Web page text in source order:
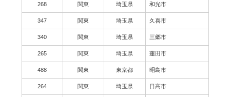
268 関東 埼玉県 和光市
347 関東 埼玉県 久喜市
340 関東 埼玉県 三郷市
265 関東 埼玉県 蓮田市
488 関東 東京都 昭島市
264 関東 埼玉県 日高市